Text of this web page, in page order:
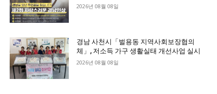
2026년 08월 08일
경남 사천시「벌용동 지역사회보장협의
체」, 저소득 가구 생활실태 개선사업 실시
2026년 08월 08일